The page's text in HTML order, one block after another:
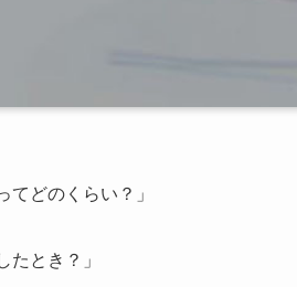
どのくらい？」
とき？」